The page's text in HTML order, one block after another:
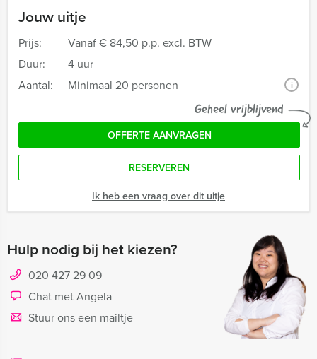
Jouw uitje
Prijs: Vanaf€ 84,50 p.p. excl. BTW
Duur:
4 uur
Aantal:
Minimaal 20 personen i
Geheel vrijblijvend
OFFERTE AANVRAGEN
RESERVEREN
Ik heb een vraag over dit uitje
Hulp nodig bij het kiezen?
020 427 29 09
Chat met Angela
Stuur ons een mailtje